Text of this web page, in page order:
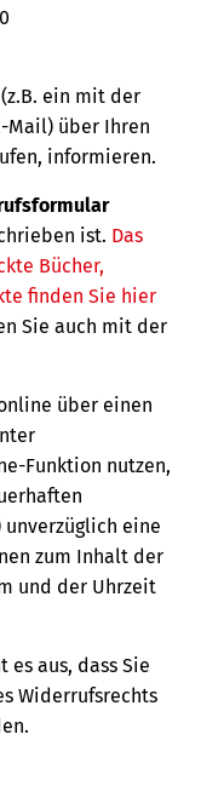
ein mit der
Mail) über Ihren
informieren.
ist. Das
Bücher,
finden Sie hier
Sie auch mit der
über einen
Funktion nutzen,
unverzüglich eine
zum Inhalt der
und der Uhrzeit
aus, dass Sie
Widerrufsrechts